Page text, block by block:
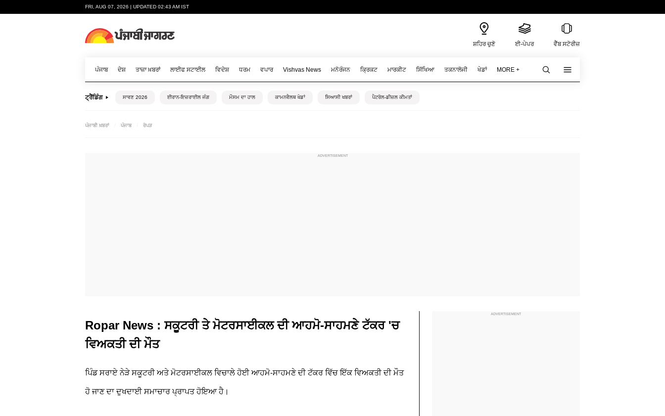
FRI, AUG 07, 2026 | UPDATED 02:43 AM IST
ਸ਼ਹਿਰ ਚੁਣੋ ਈ-ਪੇਪਰ ਵੈੱਬ ਸਟੋਰੀਜ਼
ਪੰਜਾਬ ਦੇਸ਼ ਤਾਜ਼ਾ ਖ਼ਬਰਾਂ ਲਾਈਫ ਸਟਾਈਲ ਵਿਦੇਸ਼ ਧਰਮ ਵਪਾਰ Vishvas News ਮਨੋਰੰਜਨ ਕ੍ਰਿਕਟ ਮਾਰਕੀਟ ਸਿੱਖਿਆ ਤਕਨਾਲੋਜੀ ਖੇਡਾਂ MORE +
ਟ੍ਰੈਂਡਿੰਗ ਸਾਵਣ 2026 ਈਰਾਨ-ਇਜ਼ਰਾਈਲ ਜੰਗ ਮੌਸਮ ਦਾ ਹਾਲ ਕਾਮਨਵੈਲਥ ਖੇਡਾਂ ਸਿਆਸੀ ਖਬਰਾਂ ਪੈਟਰੋਲ-ਡੀਜ਼ਲ ਕੀਮਤਾਂ
ਪੰਜਾਬੀ ਖ਼ਬਰਾਂ ਪੰਜਾਬ ਰੋਪੜ
Ropar News : ਸਕੂਟਰੀ ਤੇ ਮੋਟਰਸਾਈਕਲ ਦੀ ਆਹਮੋ-ਸਾਹਮਣੇ ਟੱਕਰ 'ਚ
ਵਿਅਕਤੀ ਦੀ ਮੌਤ
ਪਿੰਡ ਸਰਾਏ ਨੇੜੇ ਸਕੂਟਰੀ ਅਤੇ ਮੋਟਰਸਾਈਕਲ ਵਿਚਾਲੇ ਹੋਈ ਆਹਮੋ-ਸਾਹਮਣੇ ਦੀ ਟੱਕਰ ਵਿੱਚ ਇੱਕ ਵਿਅਕਤੀ ਦੀ ਮੌਤ
ਹੋ ਜਾਣ ਦਾ ਦੁਖਦਾਈ ਸਮਾਚਾਰ ਪ੍ਰਾਪਤ ਹੋਇਆ ਹੈ।